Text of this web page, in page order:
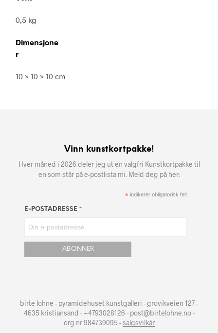
0,5 kg
Dimensjone
r
10 × 10 × 10 cm
Vinn kunstkortpakke!
Hver måned i 2026 deler jeg ut en valgfri Kunstkortpakke til
en som står på e-postlista mi. Meld deg på her:
* indikerer obligatorisk felt
E-POSTADRESSE *
birte lohne - pyramidehuset kunstgalleri - grovikveien 127 -
4635 kristiansand - +4793028126 - post@birtelohne.no -
org.nr 984739095 -salgsvilkår